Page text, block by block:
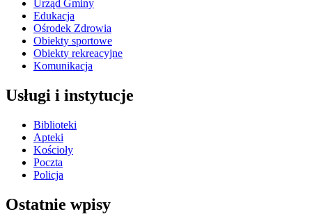
Urząd Gminy
Edukacja
Ośrodek Zdrowia
Obiekty sportowe
Obiekty rekreacyjne
Komunikacja
Usługi i instytucje
Biblioteki
Apteki
Kościoły
Poczta
Policja
Ostatnie wpisy